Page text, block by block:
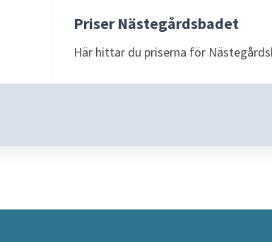
Priser Nästegårdsbadet
Här hittar du priserna för